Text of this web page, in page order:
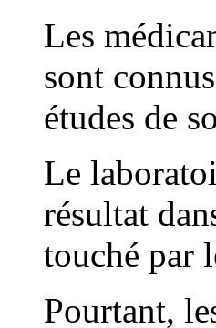
Les
sont
études de
Le
résultat
touché par
Pourtant,